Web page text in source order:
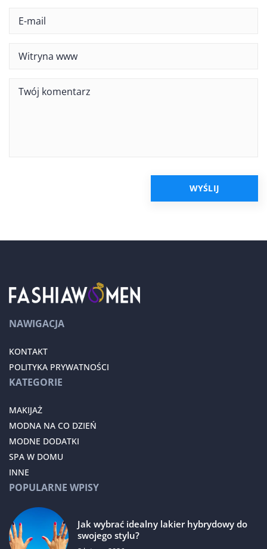
NAWIGACJA
KONTAKT
POLITYKA PRYWATNOŚCI
KATEGORIE
MAKIJAŻ
MODNA NA CO DZIEŃ
MODNE DODATKI
SPA W DOMU
INNE
POPULARNE WPISY
Jak wybrać idealny lakier hybrydowy do
swojego stylu?